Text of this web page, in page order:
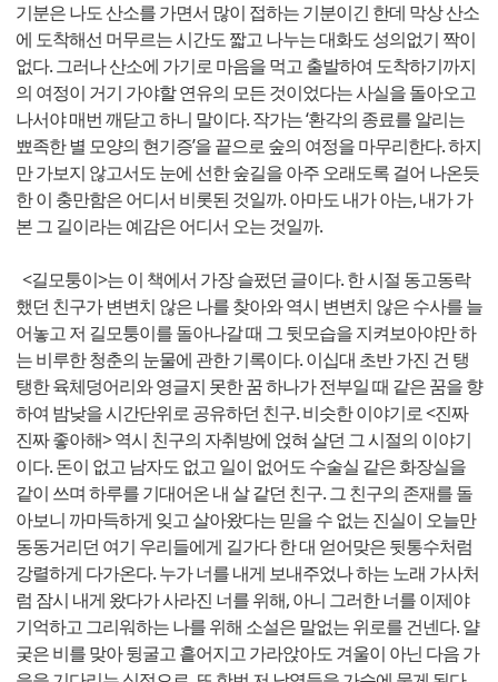
기분은 나도 산소를 가면서 많이 접하는 기분이긴 한데 막상 산소
에 도착해선 머무르는 시간도 짧고 나누는 대화도 성의없기 짝이
없다. 그러나 산소에 가기로 마음을 먹고 출발하여 도착하기까지
의 여정이 거기 가야할 연유의 모든 것이었다는 사실을 돌아오고
나서야 매번 깨닫고 하니 말이다. 작가는 ‘환각의 종료를 알리는
뾰족한 별 모양의 현기증’을 끝으로 숲의 여정을 마무리한다. 하지
만 가보지 않고서도 눈에 선한 숲길을 아주 오래도록 걸어 나온듯
한 이 충만함은 어디서 비롯된 것일까. 아마도 내가 아는, 내가 가
본 그 길이라는 예감은 어디서 오는 것일까.
<길모퉁이>는 이 책에서 가장 슬펐던 글이다. 한 시절 동고동락
했던 친구가 변변치 않은 나를 찾아와 역시 변변치 않은 수사를 늘
어놓고 저 길모퉁이를 돌아나갈 때 그 뒷모습을 지켜보아야만 하
는 비루한 청춘의 눈물에 관한 기록이다. 이십대 초반 가진 건 탱
탱한 육체덩어리와 영글지 못한 꿈 하나가 전부일 때 같은 꿈을 향
하여 밤낮을 시간단위로 공유하던 친구. 비슷한 이야기로 <진짜
진짜 좋아해> 역시 친구의 자취방에 얹혀 살던 그 시절의 이야기
이다. 돈이 없고 남자도 없고 일이 없어도 수술실 같은 화장실을
같이 쓰며 하루를 기대어온 내 살 같던 친구. 그 친구의 존재를 돌
아보니 까마득하게 잊고 살아왔다는 믿을 수 없는 진실이 오늘만
동동거리던 여기 우리들에게 길가다 한 대 얻어맞은 뒷통수처럼
강렬하게 다가온다. 누가 너를 내게 보내주었나 하는 노래 가사처
럼 잠시 내게 왔다가 사라진 너를 위해, 아니 그러한 너를 이제야
기억하고 그리워하는 나를 위해 소설은 말없는 위로를 건넨다. 얄
궂은 비를 맞아 뒹굴고 흩어지고 가라앉아도 겨울이 아닌 다음 가